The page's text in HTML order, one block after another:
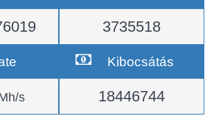
3735518
s
Kibocsátás
18446744